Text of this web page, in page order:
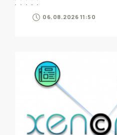
06.08.2026 11:50